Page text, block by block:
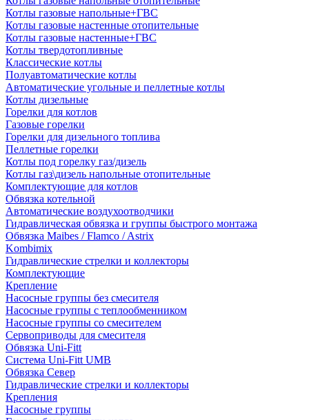
Котлы газовые напольные+ГВС
Котлы газовые настенные отопительные
Котлы газовые настенные+ГВС
Котлы твердотопливные
Классические котлы
Полуавтоматические котлы
Автоматические угольные и пеллетные котлы
Котлы дизельные
Горелки для котлов
Газовые горелки
Горелки для дизельного топлива
Пеллетные горелки
Котлы под горелку газ/дизель
Котлы газ\дизель напольные отопительные
Комплектующие для котлов
Обвязка котельной
Автоматические воздухоотводчики
Гидравлическая обвязка и группы быстрого монтажа
Обвязка Maibes / Flamco / Astrix
Kombimix
Гидравлические стрелки и коллекторы
Комплектующие
Крепление
Насосные группы без смесителя
Насосные группы с теплообменником
Насосные группы со смесителем
Сервоприводы для смесителя
Обвязка Uni-Fitt
Система Uni-Fitt UMB
Обвязка Север
Гидравлические стрелки и коллекторы
Крепления
Насосные группы